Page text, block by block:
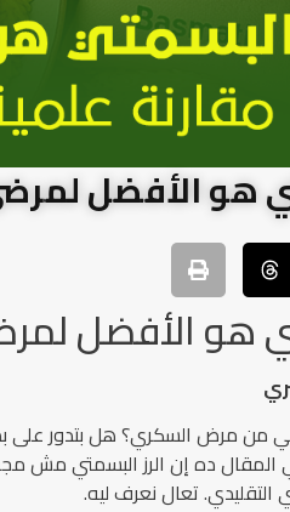
هو الأفضل
هو الأفضل
من مرض السكري؟ هل بتدور على
ده إن الرز البسمتي مش
التقليدي. تعال نعرف ليه.